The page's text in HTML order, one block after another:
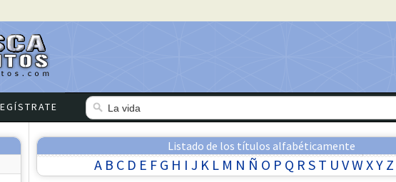
Listado de los títulos alfabéticamente
A B C D E F G H I J K L M N Ñ O P Q R S T U VWXY Z